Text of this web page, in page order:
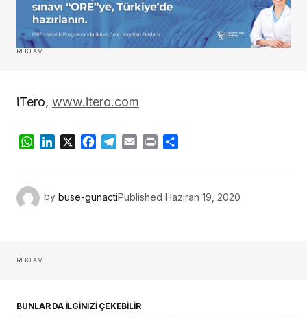
REKLAM
iTero, www.itero.com
WhatsApp
LinkedIn
X Facebook
Telegram
Email Print
by buse-gunactiPublished Haziran 19, 2020
REKLAM
BUNLAR DA İLGİNİZİ ÇEKEBİLİR